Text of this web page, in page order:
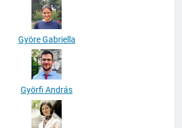
Györe Gabriella
Györfi András